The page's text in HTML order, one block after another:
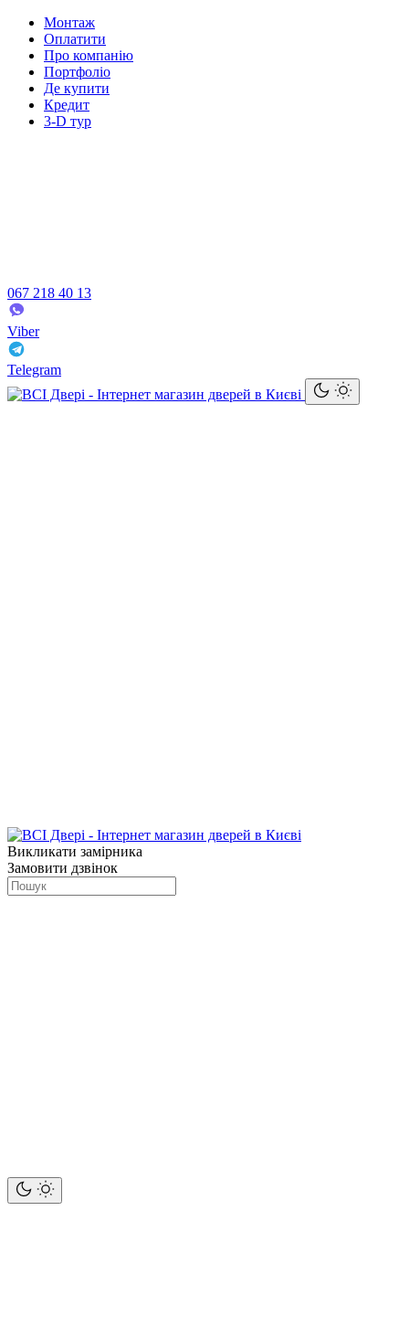
Монтаж
Оплатити
Про компанію
Портфоліо
Де купити
Кредит
3-D тур
067 218 40 13
Viber
Telegram
Викликати замірника
Замовити дзвінок